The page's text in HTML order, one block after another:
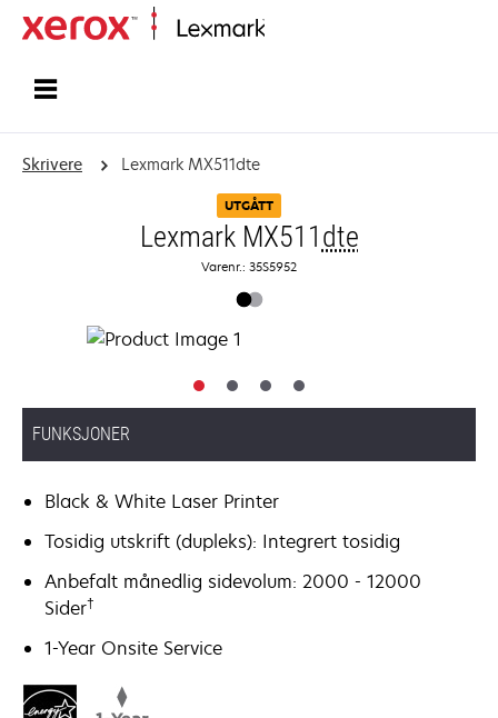
Skrivere Lexmark MX511dte
UTGÅTT
Lexmark MX511 dte
Varenr.: 35S5952
FUNKSJONER
Black & White Laser Printer
Tosidig utskrift (dupleks): Integrert tosidig
Anbefalt månedlig sidevolum: 2000 - 12000
Sider†
1-Year Onsite Service